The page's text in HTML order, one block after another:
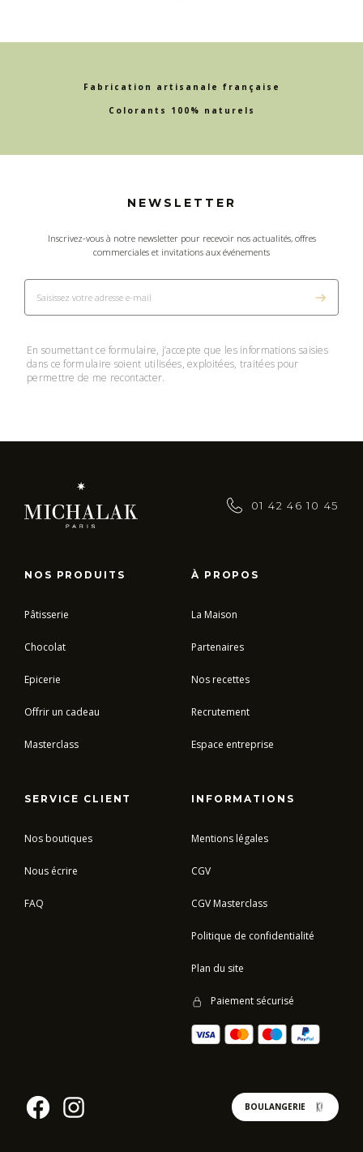
Fabrication artisanale française
Colorants 100% naturels
NEWSLETTER
Inscrivez-vous à notre newsletter pour recevoir nos actualités, offres
commerciales et invitations aux événements
En soumettant ce formulaire, j’accepte que les informations saisies
dans ce formulaire soient utilisées, exploitées, traitées pour
permettre de me recontacter.
01 42 46 10 45
NOS PRODUITS
Pâtisserie
Chocolat
Epicerie
Offrir un cadeau
Masterclass
À PROPOS
La Maison
Partenaires
Nos recettes
Recrutement
Espace entreprise
SERVICE CLIENT
Nos boutiques
Nous écrire
FAQ
INFORMATIONS
Mentions légales
CGV
CGV Masterclass
Politique de confidentialité
Plan du site
Paiement sécurisé
BOULANGERIE